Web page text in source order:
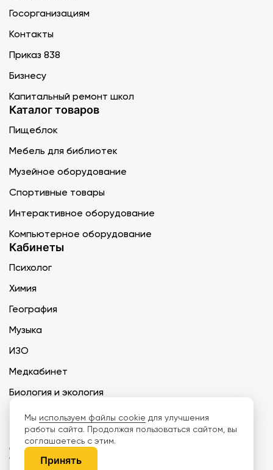
Госорганизациям
Контакты
Приказ 838
Бизнесу
Капитальный ремонт школ
Каталог товаров
Пищеблок
Мебель для библиотек
Музейное оборудование
Спортивные товары
Интерактивное оборудование
Компьютерное оборудование
Кабинеты
Психолог
Химия
География
Музыка
ИЗО
Медкабинет
Биология и экология
Технология
ООО «Дети наше будущее» ИНН 6671165273 ОГРН 1216600030250 КПП
667101001 БИК 046577674
Мы используем файлы cookie для улучшения
работы сайта. Продолжая пользоваться сайтом, вы
соглашаетесь с этим.
Принять